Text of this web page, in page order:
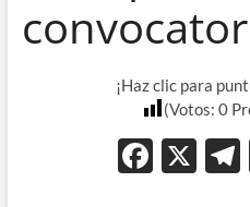
¡Haz clic para
(Votos: 0
F X